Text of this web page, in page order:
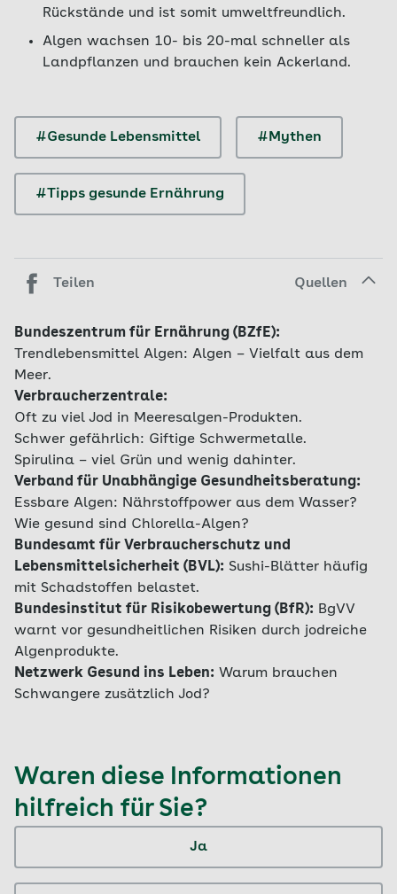
Rückstände und ist somit umweltfreundlich.
Algen wachsen 10- bis 20-mal schneller als
Landpflanzen und brauchen kein Ackerland.
#Gesunde Lebensmittel #Mythen
#Tipps gesunde Ernährung
Teilen Quellen
Bundeszentrum für Ernährung (BZfE):
Trendlebensmittel Algen: Algen – Vielfalt aus dem
Meer.
Verbraucherzentrale:
Oft zu viel Jod in Meeresalgen-Produkten.
Schwer gefährlich: Giftige Schwermetalle.
Spirulina – viel Grün und wenig dahinter.
Verband für Unabhängige Gesundheitsberatung:
Essbare Algen: Nährstoffpower aus dem Wasser?
Wie gesund sind Chlorella-Algen?
Bundesamt für Verbraucherschutz und
Lebensmittelsicherheit (BVL): Sushi-Blätter häufig
mit Schadstoffen belastet.
Bundesinstitut für Risikobewertung (BfR): BgVV
warnt vor gesundheitlichen Risiken durch jodreiche
Algenprodukte.
Netzwerk Gesund ins Leben: Warum brauchen
Schwangere zusätzlich Jod?
Waren diese Informationen
hilfreich für Sie?
Ja